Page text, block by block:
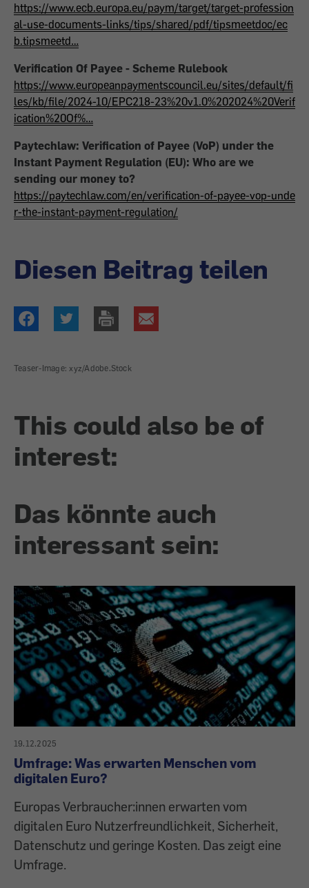
https://www.ecb.europa.eu/paym/target/target-profession
al-use-documents-links/tips/shared/pdf/tipsmeetdoc/ec
b.tipsmeetd…
Verification Of Payee - Scheme Rulebook
https://www.europeanpaymentscouncil.eu/sites/default/fi
les/kb/file/2024-10/EPC218-23%20v1.0%202024%20Verif
ication%20Of%…
Paytechlaw: Verification of Payee (VoP) under the
Instant Payment Regulation (EU): Who are we
sending our money to?
https://paytechlaw.com/en/verification-of-payee-vop-unde
r-the-instant-payment-regulation/
Diesen Beitrag teilen
Teaser-Image: xyz/Adobe.Stock
This could also be of
interest:
Das könnte auch
interessant sein:
19.12.2025
Umfrage: Was erwarten Menschen vom
digitalen Euro?
Europas Verbraucher:innen erwarten vom
digitalen Euro Nutzerfreundlichkeit, Sicherheit,
Datenschutz und geringe Kosten. Das zeigt eine
Umfrage.